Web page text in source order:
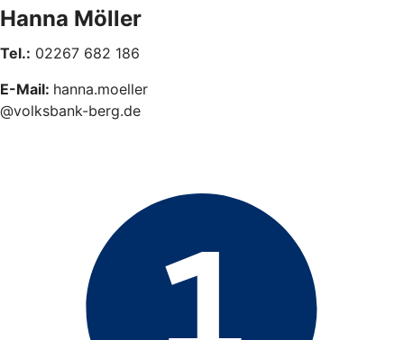
Hanna Möller
Tel.: 02267 682 186
E-Mail: hanna.moeller
@volksbank-berg.de